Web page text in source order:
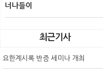
너나들이
최근기사
요한계시록 반증 세미나 개최